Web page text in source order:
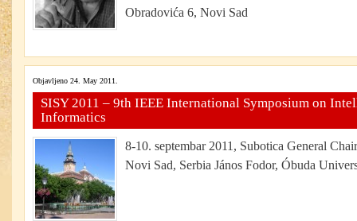
Obradovića 6, Novi Sad
Objavljeno 24. May 2011.
SISY 2011 – 9th IEEE International Symposium on
Informatics
8-10. septembar 2011, Subotica General
Novi Sad, Serbia János Fodor, Óbuda